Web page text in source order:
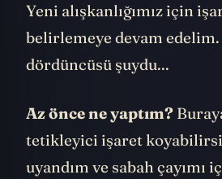
Yeni alışkanlığımız için
belirlemeye devam edelim.
dördüncüsü şuydu...
Az önce ne yaptım?
tetikleyici işaret
uyandım ve sabah çayımı